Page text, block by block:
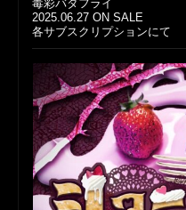
毒彩バタフライ
2025.06.27 ON SALE
各サブスクリプションにて